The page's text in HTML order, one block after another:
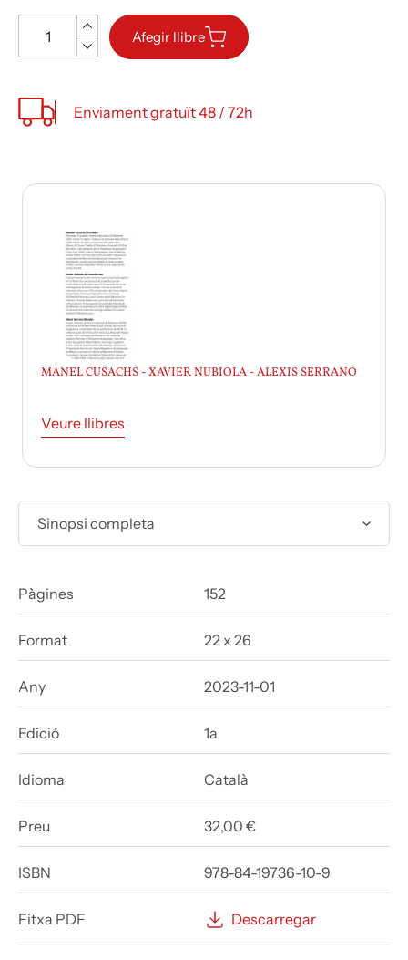
Afegir llibre
Enviament gratuït 48 / 72h
MANEL CUSACHS - XAVIER NUBIOLA - ALEXIS SERRANO
Veure llibres
Sinopsi completa
Pàgines 152
Format 22 x 26
Any 2023-11-01
Edició 1a
Idioma Català
Preu 32,00 €
ISBN 978-84-19736-10-9
Fitxa PDF Descarregar